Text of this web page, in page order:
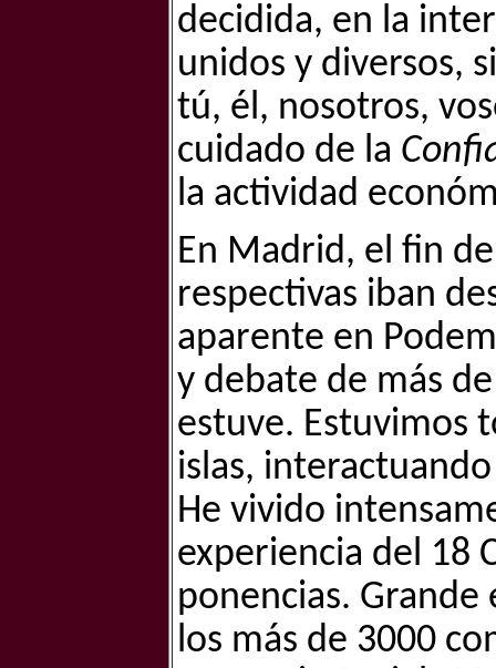
decidida, en la
unidos y diversos,
tú, él, nosotros,
cuidado de la
la actividad
En Madrid, el fin
respectivas iban
aparente en
y debate de más
estuve. Estuvimos
islas,
He vivido
experiencia del 18
ponencias.
los más de 3000